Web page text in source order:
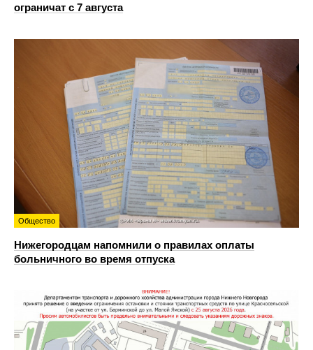
ограничат с 7 августа
Общество
Нижегородцам напомнили о правилах оплаты
больничного во время отпуска